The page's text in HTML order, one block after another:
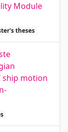
Module
theses
ship motion